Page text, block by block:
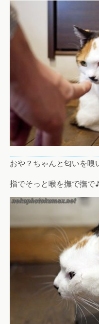
おや？ちゃんと匂いを嗅
指でそっと喉を撫で撫で